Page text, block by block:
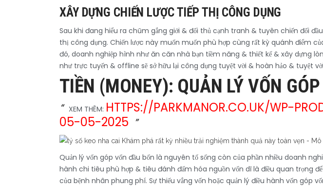
XÂY DỰNG CHIẾN LƯỢC TIẾP THỊ CÔNG DỤNG
Sau khi đang hiểu ra chũm gắng giới & đối thủ cạnh tranh & tuyên chiến đối
thị công dụng. Chiến lược này muốn muốn phù hợp cùng rất kỳ quánh điểm
đó, doanh nghiệp hình như ăn căn nhà bạn tiềm năng & thiết kế & xây dựng
như trực tuyến & offline sẽ sở hữu lại công dụng tuyệt vời & hoàn hảo & tuyệt
TIỀN (MONEY): QUẢN LÝ VỐN
XEM THÊM: HTTPS://PARKMANOR.CO.UK/WP-
05-05-2025
Quản lý vốn góp vốn đầu bốn là nguyên tố sống còn của phần nhiều doanh
hành chi tiêu phù hợp & tiêu đánh đấm hóa nguồn vốn dĩ là điều quan trọng
của bệnh nhân phung phí. Sự thiếu vắng vốn hoặc quản lý điều hành vốn góp